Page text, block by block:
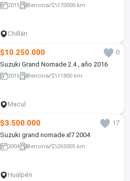
2015 Bencina 170000 km
Chillán
$10.250.000
0
Suzuki Grand Nomade 2.4 , año 2016
2016 Bencina 11800 km
Macul
$3.500.000
17
Suzuki grand nomade xl7 2004
2004 Bencina 265005 km
Hualpén